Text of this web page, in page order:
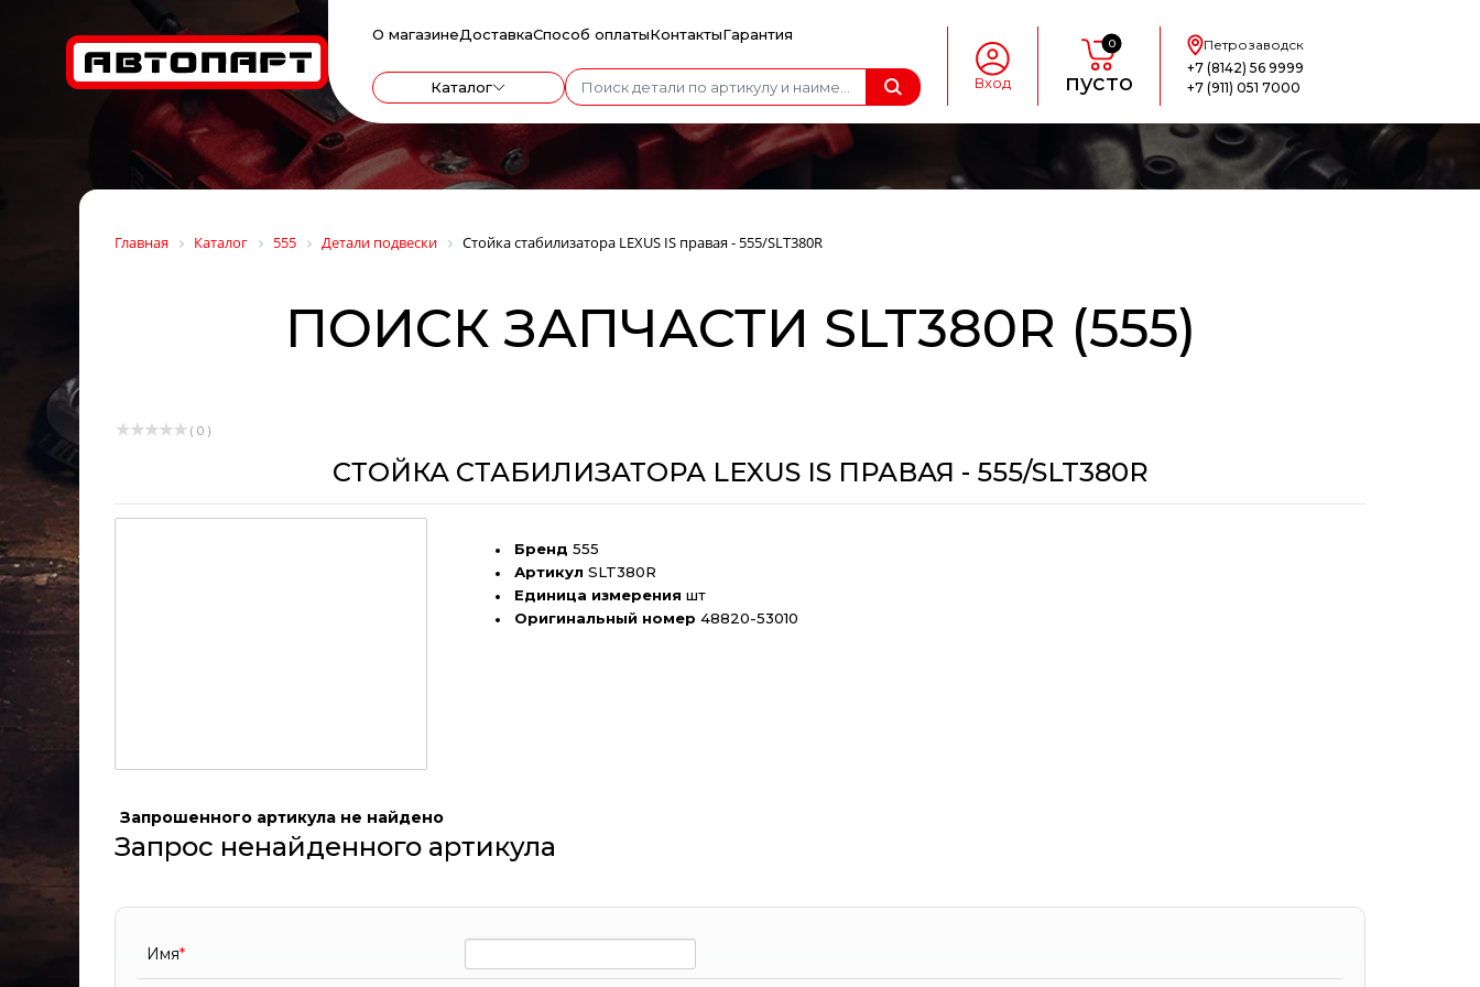
О магазинеДоставкаСпособ оплатыКонтактыГарантия
Каталог Вход
0
пусто
Петрозаводск
+7 (8142) 56 9999
+7 (911) 051 7000
Главная Каталог 555 Детали подвески Стойка стабилизатора LEXUS IS правая - 555/SLT380R
ПОИСК ЗАПЧАСТИ SLT380R (555)
( 0 )
СТОЙКА СТАБИЛИЗАТОРА LEXUS IS ПРАВАЯ - 555/SLT380R
Бренд 555
Артикул SLT380R
Единица измерения шт
Оригинальный номер 48820-53010
Запрошенного артикула не найдено
Запрос ненайденного артикула
Имя*